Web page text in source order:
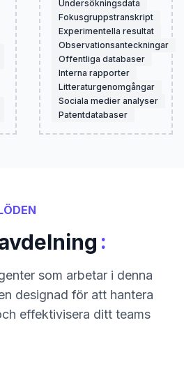
Undersökningsdata
Fokusgruppstranskript
Experimentella resultat
Observationsanteckningar
Offentliga databaser
Interna rapporter
Litteraturgenomgångar
Sociala medier analyser
Patentdatabaser
:
som arbetar i denna
designad för att hantera
effektivisera ditt teams